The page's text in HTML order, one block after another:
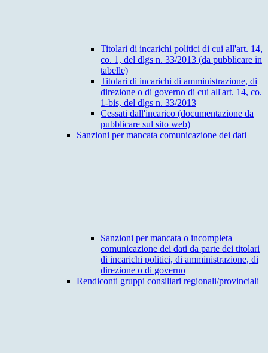
Titolari di incarichi politici di cui all'art. 14,
co. 1, del dlgs n. 33/2013 (da pubblicare in
tabelle)
Titolari di incarichi di amministrazione, di
direzione o di governo di cui all'art. 14, co.
1-bis, del dlgs n. 33/2013
Cessati dall'incarico (documentazione da
pubblicare sul sito web)
Sanzioni per mancata comunicazione dei dati
Sanzioni per mancata o incompleta
comunicazione dei dati da parte dei titolari
di incarichi politici, di amministrazione, di
direzione o di governo
Rendiconti gruppi consiliari regionali/provinciali